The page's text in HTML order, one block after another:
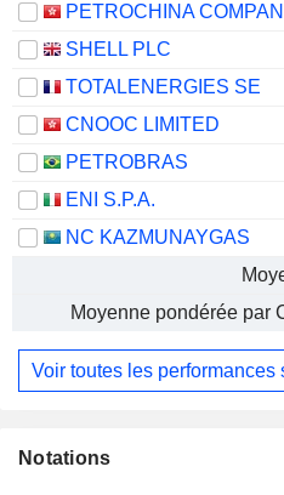
SHELL PLC
TOTALENERGIES SE
CNOOC LIMITED
PETROBRAS
ENI S.P.A.
NC KAZMUNAYGAS
Moyenne pondérée par
Voir toutes les performances
Notations